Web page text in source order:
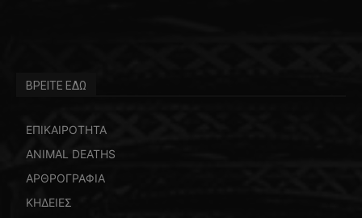
ΒΡΕΙΤΕ ΕΔΩ
ΕΠΙΚΑΙΡΟΤΗΤΑ
ANIMAL DEATHS
ΑΡΘΡΟΓΡΑΦΙΑ
ΚΗΔΕΙΕΣ